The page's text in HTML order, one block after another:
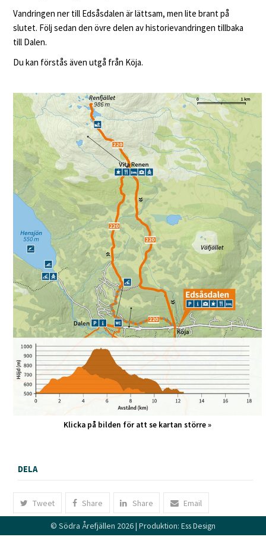
Vandringen ner till Edsåsdalen är lättsam, men lite brant på
slutet. Följ sedan den övre delen av historievandringen tillbaka
till Dalen.
Du kan förstås även utgå från Köja.
Klicka på bilden för att se kartan större »
DELA
Tweet Share Share Email
© Södra Årefjällen 2026 | Produktion: Ess Design